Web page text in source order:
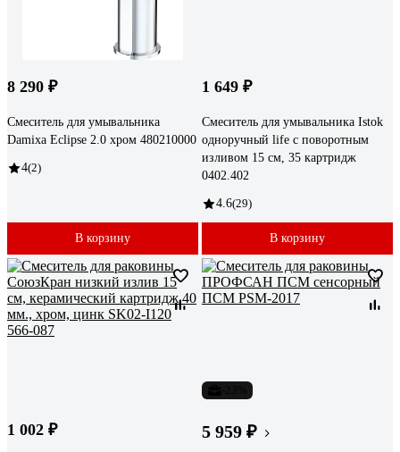
8 290 ₽
Смеситель для умывальника
Damixa Eclipse 2.0 хром 480210000
4(2)
В корзину
1 649 ₽
Смеситель для умывальника Istok
одноручный life с поворотным
изливом 15 см, 35 картридж
0402.402
4.6(29)
В корзину
1 002 ₽ 5 959 ₽